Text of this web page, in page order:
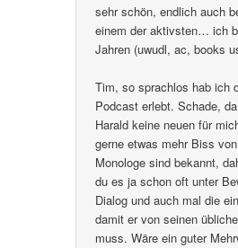
sehr schön, endlich auch
einem der aktivsten… ich
Jahren (uwudl, ac, books
Tim, so sprachlos hab ich
Podcast erlebt. Schade,
Harald keine neuen für
gerne etwas mehr Biss
Monologe sind bekannt,
du es ja schon oft unter
Dialog und auch mal die
damit er von seinen
muss. Wäre ein guter